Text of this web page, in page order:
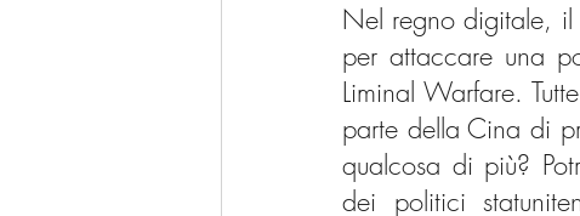
Polo Nord
Nel regno digitale, il
per attaccare una
Liminal Warfare.
parte della Cina di
qualcosa di più?
dei politici